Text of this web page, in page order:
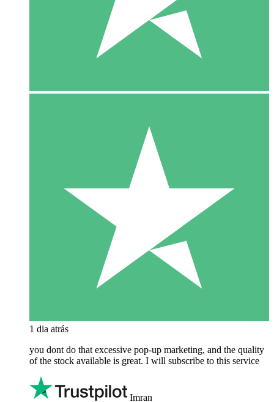
1 dia atrás
you dont do that excessive pop-up marketing, and the quality
of the stock available is great. I will subscribe to this service
Imran